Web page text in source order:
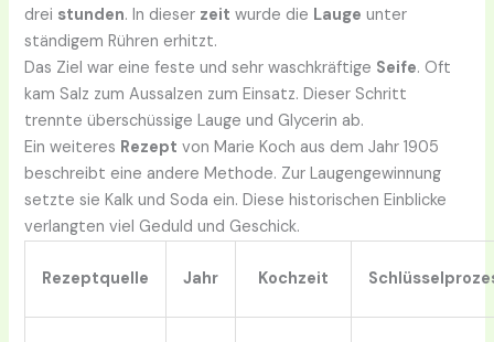
drei stunden. In dieser zeit wurde die Lauge unter
ständigem Rühren erhitzt.
Das Ziel war eine feste und sehr waschkräftige Seife. Oft
kam Salz zum Aussalzen zum Einsatz. Dieser Schritt
trennte überschüssige Lauge und Glycerin ab.
Ein weiteres Rezept von Marie Koch aus dem Jahr 1905
beschreibt eine andere Methode. Zur Laugengewinnung
setzte sie Kalk und Soda ein. Diese historischen Einblicke
verlangten viel Geduld und Geschick.
Rezeptquelle Jahr Kochzeit